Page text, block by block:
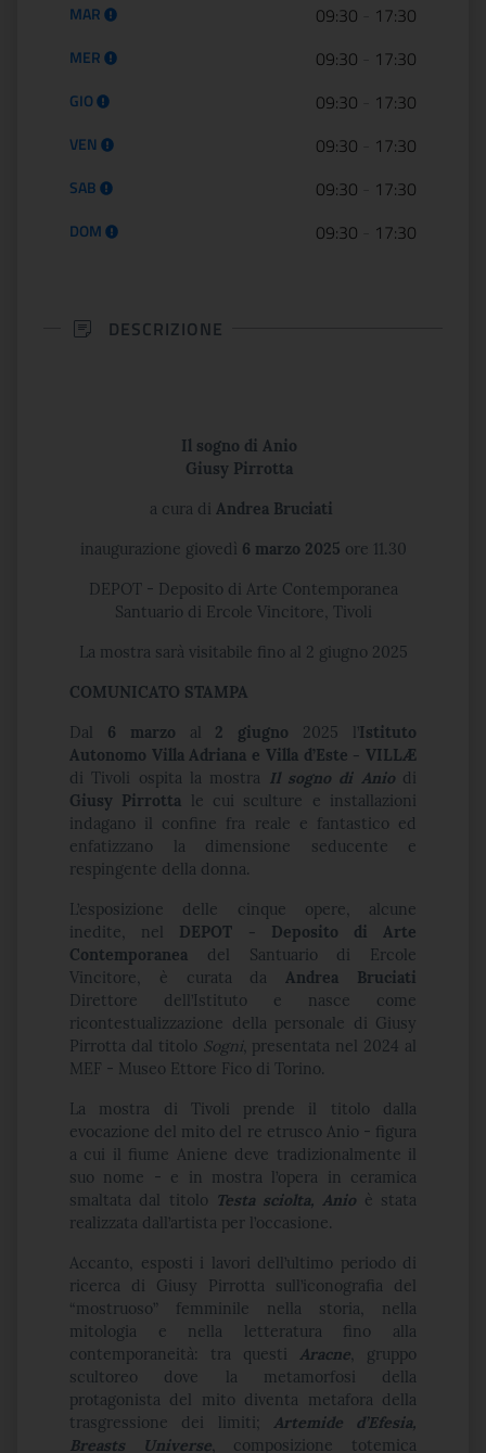
MAR 09:30 17:30
MER 09:30 17:30
GIO 09:30 17:30
VEN 09:30 17:30
SAB 09:30 17:30
DOM 09:30 17:30
DESCRIZIONE
Il sogno di Anio
Giusy Pirrotta
a cura di Andrea Bruciati
inaugurazione giovedì 6 marzo 2025 ore 11.30
DEPOT - Deposito di Arte Contemporanea
Santuario di Ercole Vincitore, Tivoli
La mostra sarà visitabile fino al 2 giugno 2025
COMUNICATO STAMPA
Dal 6 marzo al 2 giugno 2025 l’Istituto
Autonomo Villa Adriana e Villa d’Este - VILLÆ
di Tivoli ospita la mostra Il sogno di Aniodi
Giusy Pirrotta le cui sculture e installazioni
indagano il confine fra reale e fantastico ed
enfatizzano la dimensione seducente e
respingente della donna.
L’esposizione delle cinque opere, alcune
inedite, nel DEPOT - Deposito di Arte
Contemporanea del Santuario di Ercole
Vincitore, è curata daAndrea Bruciati
Direttore dell’Istituto e nasce come
ricontestualizzazione della personale di Giusy
Pirrotta dal titolo Sogni, presentata nel 2024 al
MEF - Museo Ettore Fico di Torino.
La mostra di Tivoli prende il titolo dalla
evocazione del mito del re etrusco Anio - figura
a cui il fiume Aniene deve tradizionalmente il
suo nome - e in mostra l’opera in ceramica
smaltata dal titolo Testa sciolta, Anio è stata
realizzata dall’artista per l’occasione.
Accanto, esposti i lavori dell’ultimo periodo di
ricerca di Giusy Pirrotta sull’iconografia del
“mostruoso” femminile nella storia, nella
mitologia e nella letteratura fino alla
contemporaneità: tra questi Aracne, gruppo
scultoreo dove la metamorfosi della
protagonista del mito diventa metafora della
trasgressione dei limiti; Artemide d’Efesia,
Breasts Universe, composizione totemica